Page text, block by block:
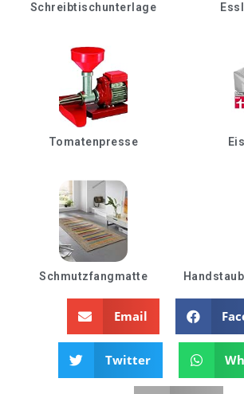
Schreibtischunterlage
Tomatenpresse
Schmutzfangmatte
Email
Twitter